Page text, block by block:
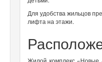
Для удобства жильцов
лифта на этажи.
Жилой комплекс «Новые